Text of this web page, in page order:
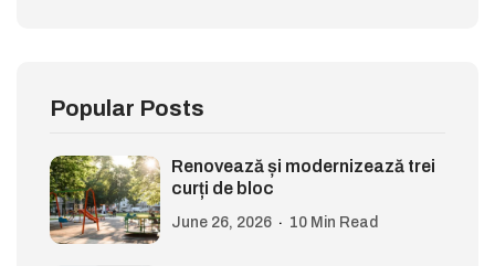
Popular Posts
Renovează și modernizează trei
curți de bloc
June 26, 2026 10 Min Read